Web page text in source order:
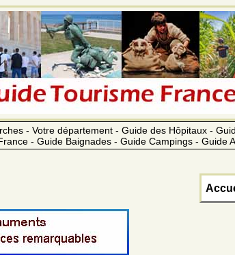
- Votre département - Guide des Hôpitaux -
- Guide Baignades - Guide Campings - Guide